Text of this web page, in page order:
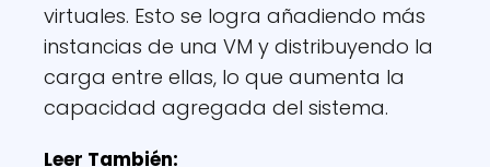
virtuales. Esto se logra añadiendo más
instancias de una VM y distribuyendo la
carga entre ellas, lo que aumenta la
capacidad agregada del sistema.
Leer También: